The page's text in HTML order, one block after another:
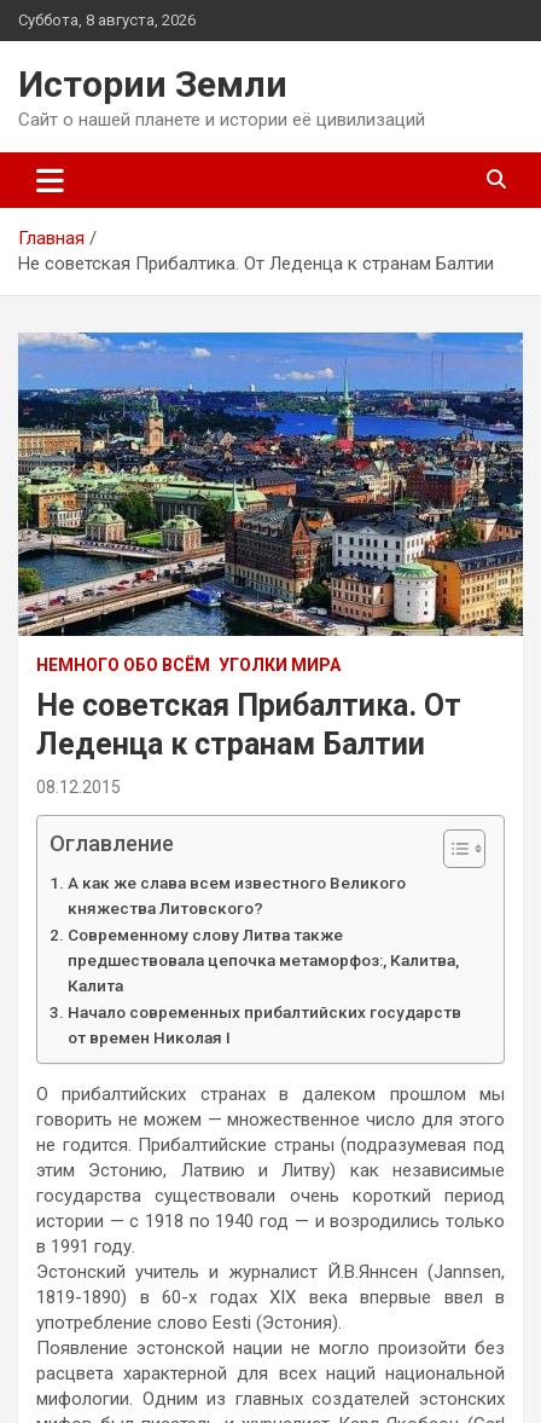
Перейти
к
Суббота, 8 августа, 2026
Истории Земли
Сайт о нашей планете и истории её цивилизаций
Главная
Не советская Прибалтика. От Леденца к странам Балтии
НЕМНОГО ОБО ВСЁМ УГОЛКИ МИРА
Не советская Прибалтика. От
Леденца к странам Балтии
08.12.2015
Оглавление
А как же слава всем известного Великого
княжества Литовского?
Современному слову Литва также
предшествовала цепочка метаморфоз:, Калитва,
Калита
Начало современных прибалтийских государств
от времен Николая I
О прибалтийских странах в далеком прошлом мы
говорить не можем — множественное число для этого
не годится. Прибалтийские страны (подразумевая под
этим Эстонию, Латвию и Литву) как независимые
государства существовали очень короткий период
истории — с 1918 по 1940 год — и возродились только
в 1991 году.
Эстонский учитель и журналист Й.В.Яннсен (Jannsen,
1819-1890) в 60-х годах XIX века впервые ввел в
употребление слово Eesti (Эстония).
Появление эстонской нации не могло произойти без
расцвета характерной для всех наций национальной
мифологии. Одним из главных создателей эстонских